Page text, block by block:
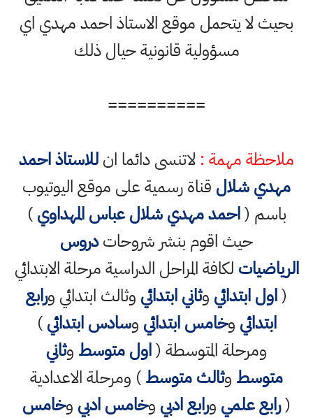
بحيث لا يتحمل موقع الاستاذ احمد مهدي اي
مسؤولية قانونية حيال ذلك
==========
ملاحظة مهمة : لاتنسى دائما انللاستاذ احمد
مهدي شلال قناة رسمية على موقع اليوتيوب
باسم (احمد مهدي شلال عباس المهداوي)
حيث اقوم بنشر شروحاتدروس
الرياضيات لكافة المراحل الدراسية مرحلة الابتدائي
(اول ابتدائي وثاني ابتدائي وثالث ابتدائي ورابع
ابتدائي وخامس ابتدائي وسادس ابتدائي)
ومرحلة المتوسطة (اول متوسط وثاني
متوسط وثالث متوسط) ومرحلة الاعدادية
(رابع علمي ورابع ادبي وخامس ادبي وخامس